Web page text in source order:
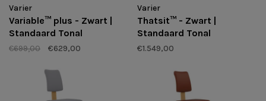
Varier
Variable™ plus - Zwart |
Standaard Tonal
€699,00 €629,00
Varier
Thatsit™ - Zwart |
Standaard Tonal
€1.549,00